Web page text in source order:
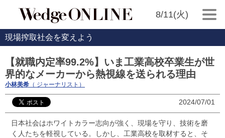
8/11(火)
現場搾取社会を変えよう
【就職内定率99.2%】いま工業高校卒業生が世
界的なメーカーから熱視線を送られる理由
小林美希 （ ジャーナリスト）
2024/07/01
日本社会はホワイトカラー志向が強く、現場を守り、技術を磨
く人たちを軽視している。しかし、工業高校を取材すると、そ